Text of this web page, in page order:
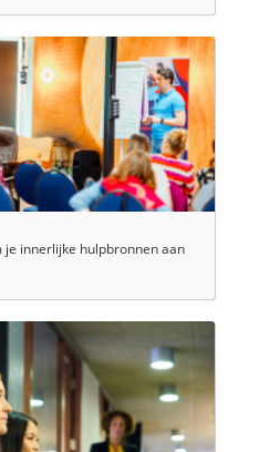
je innerlijke hulpbronnen aan